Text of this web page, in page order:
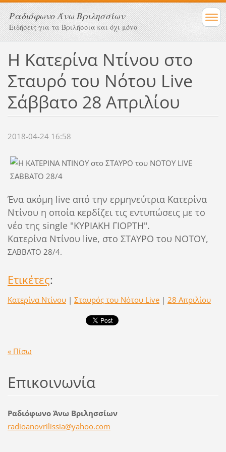
Ραδιόφωνο Άνω Βριλησσίων
Ειδήσεις για τα Βριλήσσια και όχι μόνο
Η Κατερίνα Ντίνου στο
Σταυρό του Νότου Live
Σάββατο 28 Απριλίου
2018-04-24 16:58
Ένα ακόμη live από την ερμηνεύτρια Κατερίνα
Ντίνου η οποία κερδίζει τις εντυπώσεις με το
νέο της single "ΚΥΡΙΑΚΗ ΓΙΟΡΤΗ".
Κατερίνα Ντίνου live, στο ΣΤΑΥΡΟ του ΝΟΤΟΥ,
ΣΑΒΒΑΤΟ 28/4.
Ετικέτες:
Κατερίνα Ντίνου | Σταυρός του Νότου Live | 28 Απριλίου
« Πίσω
Επικοινωνία
Ραδιόφωνο Άνω Βριλησσίων
radioanovrilissia@yahoo.com